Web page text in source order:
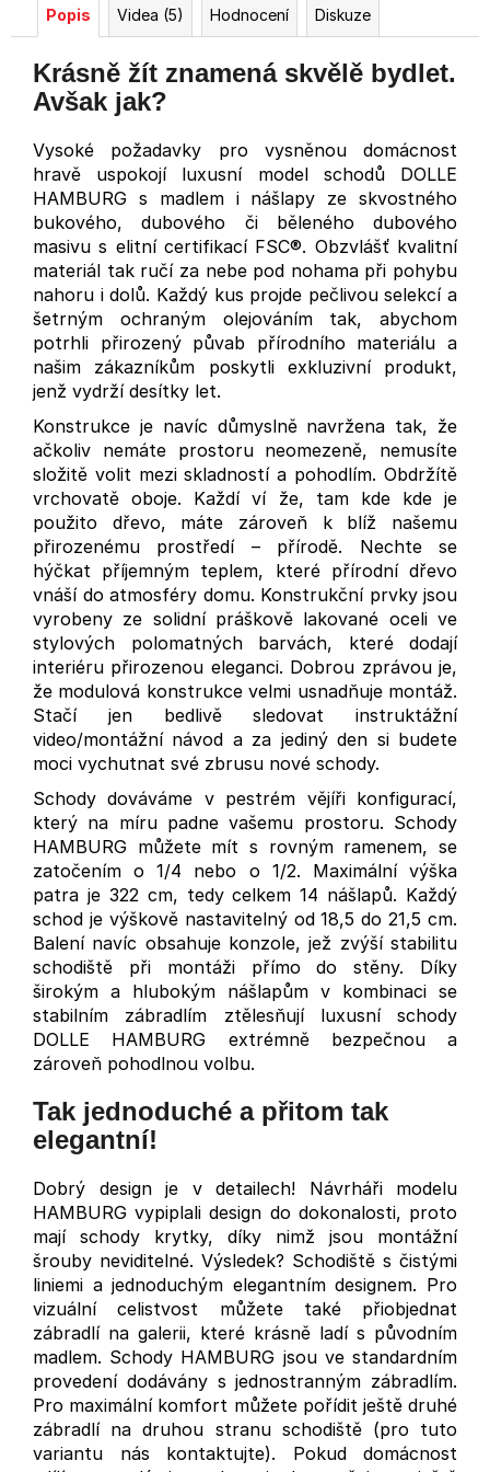
Popis Videa (5) Hodnocení Diskuze
Krásně žít znamená skvělě bydlet.
Avšak jak?
Vysoké požadavky pro vysněnou domácnost
hravě uspokojí luxusní model schodů DOLLE
HAMBURG s madlem i nášlapy ze skvostného
bukového, dubového či běleného dubového
masivu s elitní certifikací FSC®. Obzvlášť kvalitní
materiál tak ručí za nebe pod nohama při pohybu
nahoru i dolů. Každý kus projde pečlivou selekcí a
šetrným ochraným olejováním tak, abychom
potrhli přirozený půvab přírodního materiálu a
našim zákazníkům poskytli exkluzivní produkt,
jenž vydrží desítky let.
Konstrukce je navíc důmyslně navržena tak, že
ačkoliv nemáte prostoru neomezeně, nemusíte
složitě volit mezi skladností a pohodlím. Obdržítě
vrchovatě oboje. Každí ví že, tam kde kde je
použito dřevo, máte zároveň k blíž našemu
přirozenému prostředí – přírodě. Nechte se
hýčkat příjemným teplem, které přírodní dřevo
vnáší do atmosféry domu. Konstrukční prvky jsou
vyrobeny ze solidní práškově lakované oceli ve
stylových polomatných barvách, které dodají
interiéru přirozenou eleganci. Dobrou zprávou je,
že modulová konstrukce velmi usnadňuje montáž.
Stačí jen bedlivě sledovat instruktážní
video/montážní návod a za jediný den si budete
moci vychutnat své zbrusu nové schody.
Schody dováváme v pestrém vějíři konfigurací,
který na míru padne vašemu prostoru. Schody
HAMBURG můžete mít s rovným ramenem, se
zatočením o 1/4 nebo o 1/2. Maximální výška
patra je 322 cm, tedy celkem 14 nášlapů. Každý
schod je výškově nastavitelný od 18,5 do 21,5 cm.
Balení navíc obsahuje konzole, jež zvýší stabilitu
schodiště při montáži přímo do stěny. Díky
širokým a hlubokým nášlapům v kombinaci se
stabilním zábradlím ztělesňují luxusní schody
DOLLE HAMBURG extrémně bezpečnou a
zároveň pohodlnou volbu.
Tak jednoduché a přitom tak
elegantní!
Dobrý design je v detailech! Návrháři modelu
HAMBURG vypiplali design do dokonalosti, proto
mají schody krytky, díky nimž jsou montážní
šrouby neviditelné. Výsledek? Schodiště s čistými
liniemi a jednoduchým elegantním designem. Pro
vizuální celistvost můžete také přiobjednat
zábradlí na galerii, které krásně ladí s původním
madlem. Schody HAMBURG jsou ve standardním
provedení dodávány s jednostranným zábradlím.
Pro maximální komfort můžete pořídit ještě druhé
zábradlí na druhou stranu schodiště (pro tuto
variantu nás kontaktujte). Pokud domácnost